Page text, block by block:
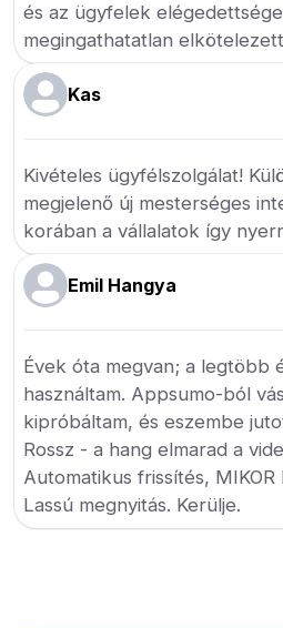
és az ügyfelek
megingathatatlan
Kas
Kivételes ügyfélszolgálat!
megjelenő új mesterséges
korában a vállalatok így
Emil Hangya
Évek óta megvan; a legtöbb
használtam. Appsumo-ból
kipróbáltam, és eszembe
Rossz - a hang elmarad a
Automatikus frissítés, MIKOR
Lassú megnyitás. Kerülje.